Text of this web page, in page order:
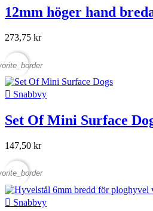
12mm höger hand
273,75 kr
 Snabbvy
Set Of Mini Surface
147,50 kr
 Snabbvy